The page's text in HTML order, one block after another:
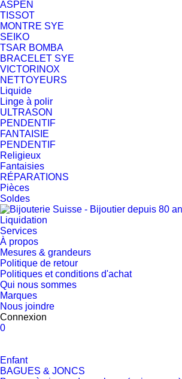
ASPEN
TISSOT
MONTRE SYE
SEIKO
TSAR BOMBA
BRACELET SYE
VICTORINOX
NETTOYEURS
Liquide
Linge à polir
ULTRASON
PENDENTIF
FANTAISIE
PENDENTIF
Religieux
Fantaisies
RÉPARATIONS
Pièces
Soldes
Liquidation
Services
À propos
Mesures & grandeurs
Politique de retour
Politiques et conditions d'achat
Qui nous sommes
Marques
Nous joindre
Connexion
0
Enfant
BAGUES & JONCS